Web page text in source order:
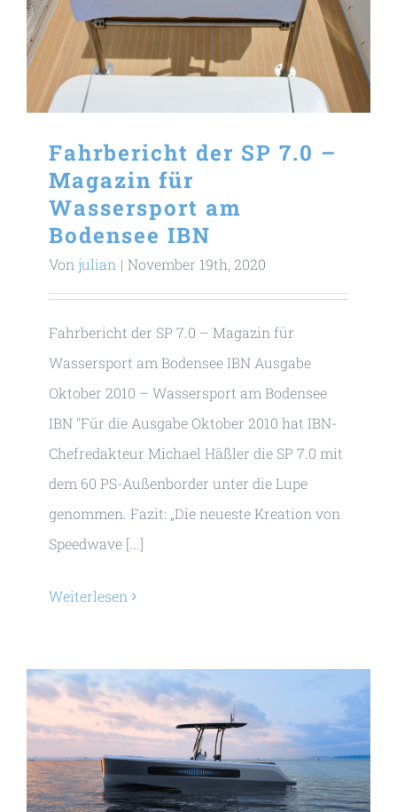
Fahrbericht der SP 7.0 –
Magazin für
Wassersport am
Bodensee IBN
Von julian | November 19th, 2020
Fahrbericht der SP 7.0 – Magazin für
Wassersport am Bodensee IBN Ausgabe
Oktober 2010 – Wassersport am Bodensee
IBN "Für die Ausgabe Oktober 2010 hat IBN-
Chefredakteur Michael Häßler die SP 7.0 mit
dem 60 PS-Außenborder unter die Lupe
genommen. Fazit: „Die neueste Kreation von
Speedwave [...]
Weiterlesen